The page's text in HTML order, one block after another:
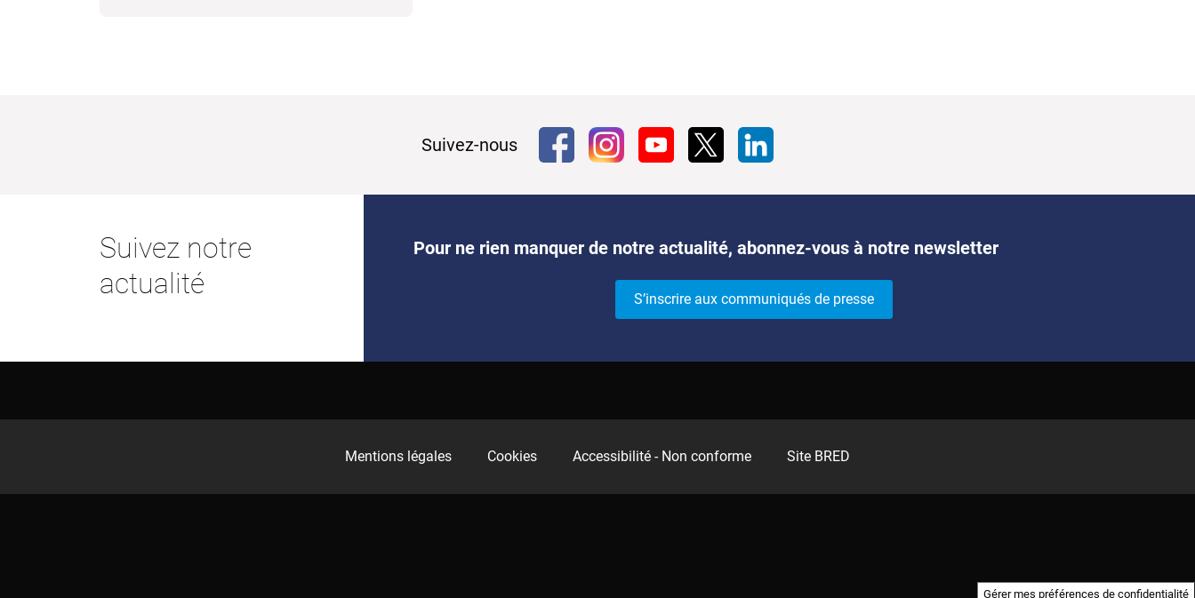
Suivez-nous
Suivez notre
actualité
Pour ne rien manquer de notre actualité, abonnez-vous à notre newsletter
S’inscrire aux communiqués de presse
Mentions légales Cookies Accessibilité - Non conforme Site BRED
Gérer mes préférences de confidentialité